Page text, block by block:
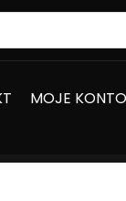
MOJE KONTO